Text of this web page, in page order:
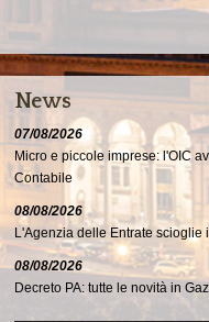
News
07/08/2026
Micro e piccole imprese: l'OIC
Contabile
08/08/2026
L'Agenzia delle Entrate
08/08/2026
Decreto PA: tutte le novità in